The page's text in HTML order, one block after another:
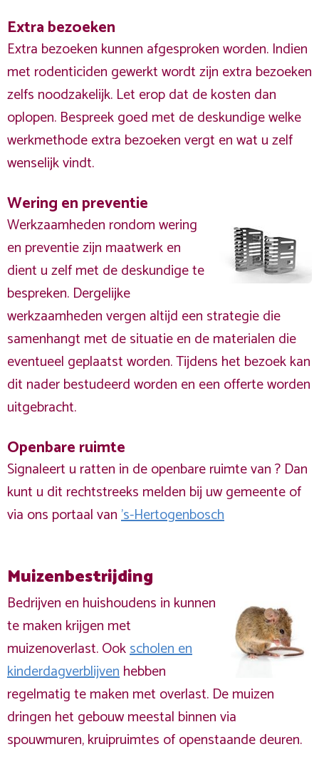
Extra bezoeken
Extra bezoeken kunnen afgesproken worden. Indien
met rodenticiden gewerkt wordt zijn extra bezoeken
zelfs noodzakelijk. Let erop dat de kosten dan
oplopen. Bespreek goed met de deskundige welke
werkmethode extra bezoeken vergt en wat u zelf
wenselijk vindt.
Wering en preventie
Werkzaamheden rondom wering
en preventie zijn maatwerk en
dient u zelf met de deskundige te
bespreken. Dergelijke
werkzaamheden vergen altijd een strategie die
samenhangt met de situatie en de materialen die
eventueel geplaatst worden. Tijdens het bezoek kan
dit nader bestudeerd worden en een offerte worden
uitgebracht.
Openbare ruimte
Signaleert u ratten in de openbare ruimte van ? Dan
kunt u dit rechtstreeks melden bij uw gemeente of
via ons portaal van's-Hertogenbosch
Muizenbestrijding
Bedrijven en huishoudens in kunnen
te maken krijgen met
muizenoverlast. Ookscholen en
kinderdagverblijvenhebben
regelmatig te maken met overlast. De muizen
dringen het gebouw meestal binnen via
spouwmuren, kruipruimtes of openstaande deuren.